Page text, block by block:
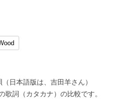
日本語版は、吉田羊さん）
歌詞（カタカナ）の比較です。